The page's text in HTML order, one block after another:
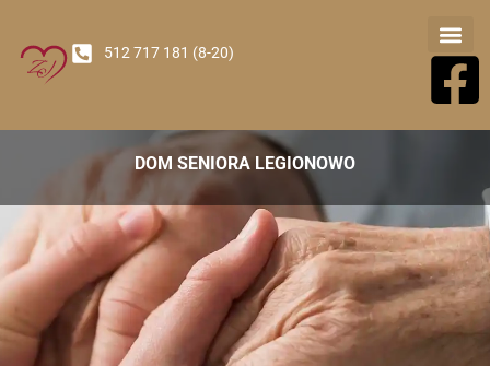
512 717 181 (8-20)
DOM SENIORA LEGIONOWO